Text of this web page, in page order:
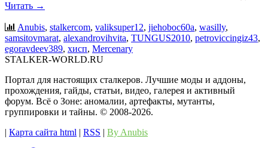
Читать →
Anubis, stalkercom, valiksuper12, jiehoboc60a, wasilly,
samsitovmarat, alexandrovihvita, TUNGUS2010, petroviccingiz43,
egoravdeev389, хисп, Mercenary
STALKER-WORLD.RU
Портал для настоящих сталкеров. Лучшие моды и аддоны,
прохождения, гайды, статьи, видео, галерея и активный
форум. Всё о Зоне: аномалии, артефакты, мутанты,
группировки и тайны. ©️ 2008-2026.
| Карта сайта html | RSS | By Anubis